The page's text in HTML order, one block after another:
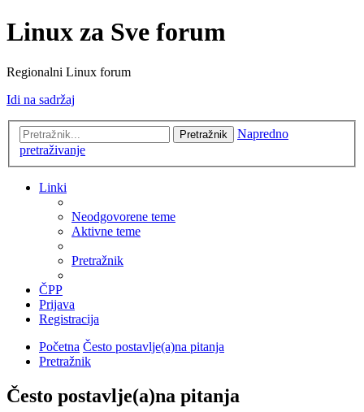
Linux za Sve forum
Regionalni Linux forum
Idi na sadržaj
Pretražnik
Napredno
pretraživanje
Linki
Neodgovorene teme
Aktivne teme
Pretražnik
ČPP
Prijava
Registracija
Početna Često postavlje(a)na pitanja
Pretražnik
Često postavlje(a)na pitanja